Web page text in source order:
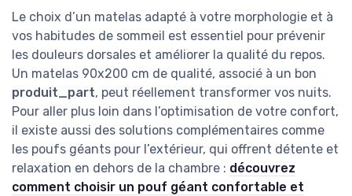
Le choix d’un matelas adapté à votre morphologie et à
vos habitudes de sommeil est essentiel pour prévenir
les douleurs dorsales et améliorer la qualité du repos.
Un matelas 90x200 cm de qualité, associé à un bon
produit_part, peut réellement transformer vos nuits.
Pour aller plus loin dans l’optimisation de votre confort,
il existe aussi des solutions complémentaires comme
les poufs géants pour l’extérieur, qui offrent détente et
relaxation en dehors de la chambre : découvrez
comment choisir un pouf géant confortable et